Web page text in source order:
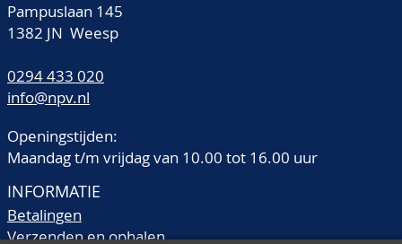
Pampuslaan 145
1382 JN Weesp
0294 433 020
info@npv.nl
Openingstijden:
Maandag t/m vrijdag van 10.00 tot 16.00 uur
INFORMATIE
Betalingen
Verzenden en ophalen